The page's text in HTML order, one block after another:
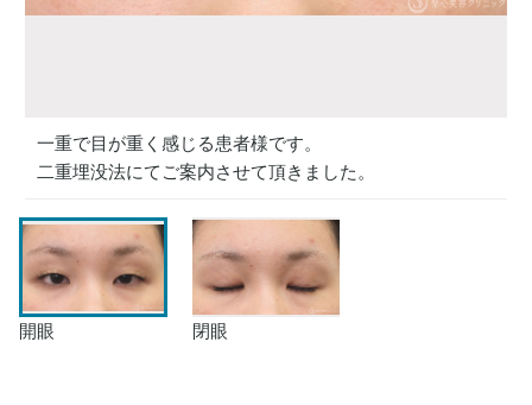
一重で目が重く感じる患者様です。
二重埋没法にてご案内させて頂きました。
開眼 閉眼